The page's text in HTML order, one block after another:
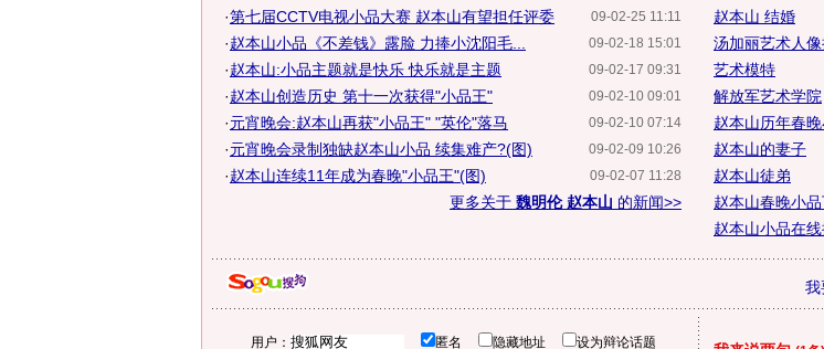
09-02-25 11:11
·第七届CCTV电视小品大赛 赵本山有望担任评委
09-02-18 15:01
·赵本山小品《不差钱》露脸 力捧小沈阳毛...
09-02-17 09:31
·赵本山:小品主题就是快乐 快乐就是主题
09-02-10 09:01
·赵本山创造历史 第十一次获得"小品王"
09-02-10 07:14
·元宵晚会:赵本山再获"小品王" "英伦"落马
09-02-09 10:26
·元宵晚会录制独缺赵本山小品 续集难产?(图)
09-02-07 11:28
·赵本山连续11年成为春晚"小品王"(图)
更多关于 魏明伦 赵本山 的新闻>>
赵本山 结婚
汤加丽艺术人
艺术模特
解放军艺术学院
赵本山历年春
赵本山的妻子
赵本山徒弟
赵本山春晚小
赵本山小品在
我
用户： 匿名 隐藏地址 设为辩论话题